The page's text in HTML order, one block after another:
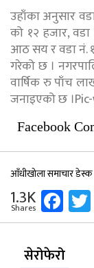
उहाँका अनुसार
को १२ हजार,
आठ सय र वडा नं.
गरेको छ ।
वार्षिक रु पाँच
जनाइएको छ
Facebook
आँधीखोला समाचार डेस्क
1.3K
Shares
सेरोफेरो